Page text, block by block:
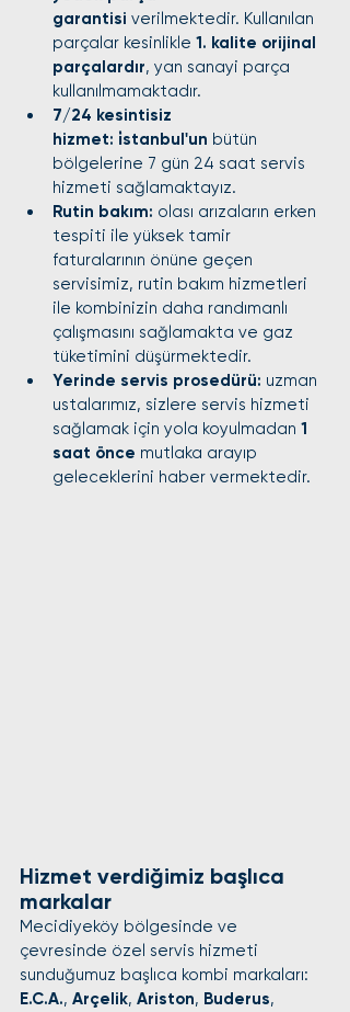
garantisi verilmektedir. Kullanılan
parçalar kesinlikle 1. kalite orijinal
parçalardır, yan sanayi parça
kullanılmamaktadır.
7/24 kesintisiz
hizmet: i̇stanbul'un bütün
bölgelerine 7 gün 24 saat servis
hizmeti sağlamaktayız.
Rutin bakım: olası arızaların erken
tespiti ile yüksek tamir
faturalarının önüne geçen
servisimiz, rutin bakım hizmetleri
ile kombinizin daha randımanlı
çalışmasını sağlamakta ve gaz
tüketimini düşürmektedir.
Yerinde servis prosedürü: uzman
ustalarımız, sizlere servis hizmeti
sağlamak için yola koyulmadan 1
saat önce mutlaka arayıp
geleceklerini haber vermektedir.
Hizmet verdiğimiz başlıca
markalar
Mecidiyeköy bölgesinde ve
çevresinde özel servis hizmeti
sunduğumuz başlıca kombi markaları:
E.C.A., Arçelik, Ariston, Buderus,